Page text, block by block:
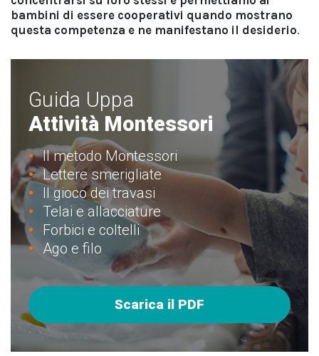
bambini di essere cooperativi quando mostrano
questa competenza e ne manifestano il desiderio.
Guida Uppa
Attività Montessori
Il metodo Montessori
Lettere smerigliate
Il gioco dei travasi
Telai e allacciature
Forbici e coltelli
Ago e filo
Scarica il PDF